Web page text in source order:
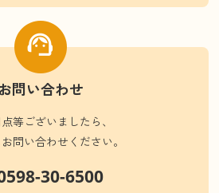
お問い合わせ
等ございましたら、
問い合わせください。
30-6500